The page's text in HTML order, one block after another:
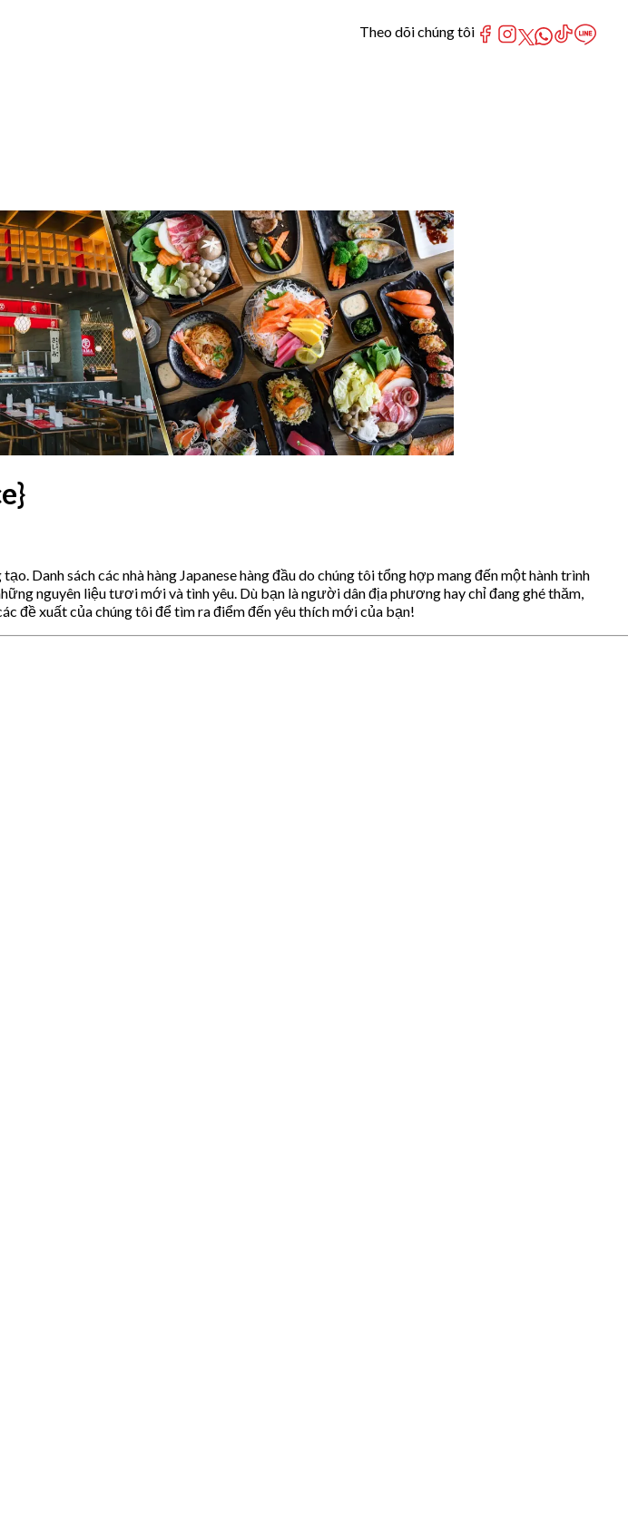
Danh sách các nhà hàng Japanese hàng đầu do chúng tôi tổng hợp mang đến một hành trình
nguyên liệu tươi mới và tình yêu. Dù bạn là người dân địa phương hay chỉ đang ghé thăm,
đề xuất của chúng tôi để tìm ra điểm đến yêu thích mới của bạn!
Theo dõi chúng tôi